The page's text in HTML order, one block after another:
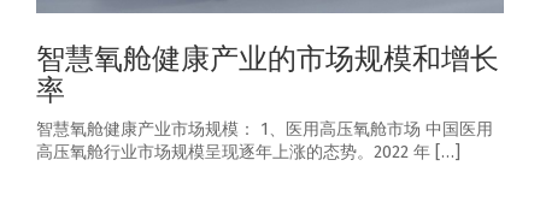
智慧氧舱健康产业的市场规模和增长
率
智慧氧舱健康产业市场规模： 1、医用高压氧舱市场 中国医用
高压氧舱行业市场规模呈现逐年上涨的态势。2022 年 […]